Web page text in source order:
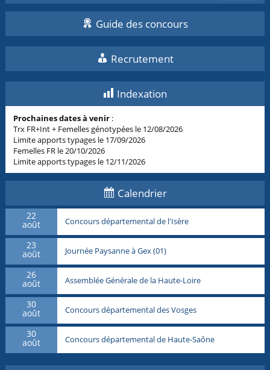
Guide des concours
Recrutement
Indexation
Prochaines dates à venir :
Trx FR+Int + Femelles génotypées le 12/08/2026
Limite apports typages le 17/09/2026
Femelles FR le 20/10/2026
Limite apports typages le 12/11/2026
Calendrier
22
août Concours départemental de l'Isère
23
août Journée Paysanne à Gex (01)
26
août Assemblée Générale de la Haute-Loire
30
août Concours départemental des Vosges
30
août Concours départemental de Haute-Saône